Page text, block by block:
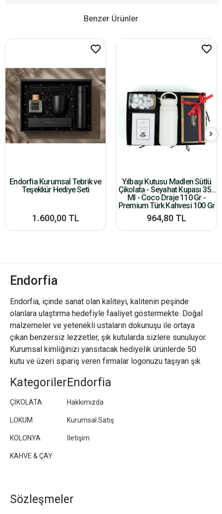
Benzer Ürünler
Endorfia Kurumsal Tebrik ve
Teşekkür Hediye Seti
1.600,00 TL
Yılbaşı Kutusu Madlen Sütlü
Çikolata - Seyahat Kupası 350
Ml - Coco Draje 110 Gr -
Premium Türk Kahvesi 100 Gr
964,80 TL
Endorfia
Endorfia, içinde sanat olan kaliteyi, kalitenin peşinde
olanlara ulaştırma hedefiyle faaliyet göstermekte. Doğal
malzemeler ve yetenekli ustaların dokunuşu ile ortaya
çıkan benzersiz lezzetler, şık kutularda sizlere sunuluyor.
Kurumsal kimliğinizi yansıtacak hediyelik ürünlerde 50
kutu ve üzeri sipariş veren firmalar logonuzu taşıyan şık
Kategoriler
ÇİKOLATA
LOKUM
KOLONYA
KAHVE & ÇAY
Endorfia
Hakkımızda
Kurumsal Satış
İletişim
Sözleşmeler